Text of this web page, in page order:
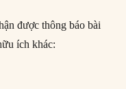
được thông báo bài
ích khác: